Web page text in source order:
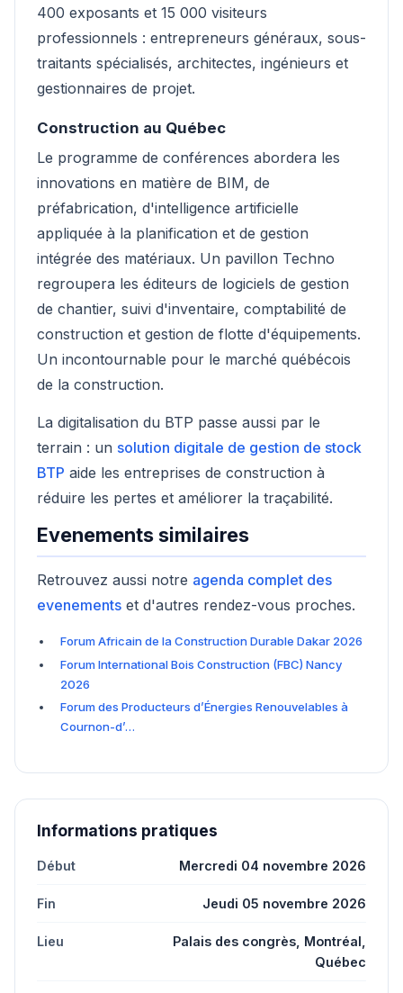
400 exposants et 15 000 visiteurs
professionnels : entrepreneurs généraux, sous-
traitants spécialisés, architectes, ingénieurs et
gestionnaires de projet.
Construction au Québec
Le programme de conférences abordera les
innovations en matière de BIM, de
préfabrication, d'intelligence artificielle
appliquée à la planification et de gestion
intégrée des matériaux. Un pavillon Techno
regroupera les éditeurs de logiciels de gestion
de chantier, suivi d'inventaire, comptabilité de
construction et gestion de flotte d'équipements.
Un incontournable pour le marché québécois
de la construction.
La digitalisation du BTP passe aussi par le
terrain : un solution digitale de gestion de stock
BTP aide les entreprises de construction à
réduire les pertes et améliorer la traçabilité.
Evenements similaires
Retrouvez aussi notre agenda complet des
evenements et d'autres rendez-vous proches.
Forum Africain de la Construction Durable Dakar 2026
Forum International Bois Construction (FBC) Nancy
2026
Forum des Producteurs d’Énergies Renouvelables à
Cournon-d’…
Informations pratiques
Début Mercredi 04 novembre 2026
Fin Jeudi 05 novembre 2026
Lieu
Palais des congrès, Montréal,
Québec